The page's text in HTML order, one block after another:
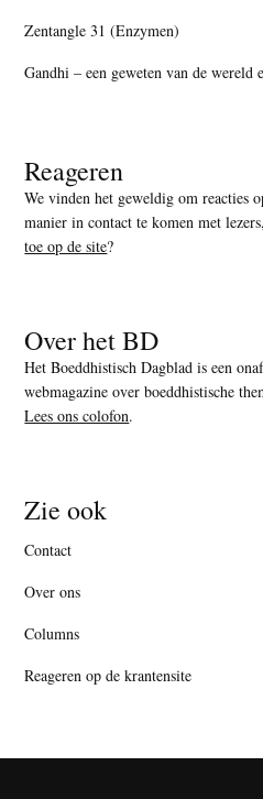
Zentangle 31 (Enzymen)
Gandhi – een geweten van de wereld
Reageren
We vinden het geweldig om reacties
manier in contact te komen met
toe op de site?
Over het BD
Het Boeddhistisch Dagblad is een
webmagazine over boeddhistische
Lees ons colofon.
Zie ook
Contact
Over ons
Columns
Reageren op de krantensite